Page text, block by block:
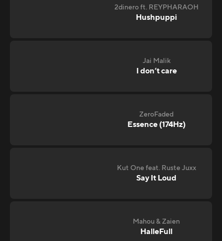
2dinero ft. REYPHARAOH
Hushpuppi
Jai Malik
I don‘t care
ZeroFaded
Essence (174Hz)
Kut One feat. Ruste Juxx
Say It Loud
Mahou & Zaien
HalleFull